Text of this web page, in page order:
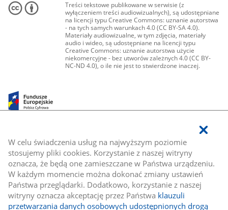
W celu świadczenia usług na najwyższym poziomie
stosujemy pliki cookies. Korzystanie z naszej witryny
oznacza, że będą one zamieszczane w Państwa urządzeniu.
W każdym momencie można dokonać zmiany ustawień
Państwa przeglądarki. Dodatkowo, korzystanie z naszej
witryny oznacza akceptację przez Państwa klauzuli
przetwarzania danych osobowych udostępnionych drogą
Treści tekstowe publikowane w serwisie (z
wyłączeniem treści audiowizualnych), są udostępniane
na licencji typu Creative Commons: uznanie autorstwa
- na tych samych warunkach 4.0 (CC BY-SA 4.0).
Materiały audiowizualne, w tym zdjęcia, materiały
audio i wideo, są udostępniane na licencji typu
Creative Commons: uznanie autorstwa użycie
niekomercyjne - bez utworów zależnych 4.0 (CC BY-
NC-ND 4.0), o ile nie jest to stwierdzone inaczej.